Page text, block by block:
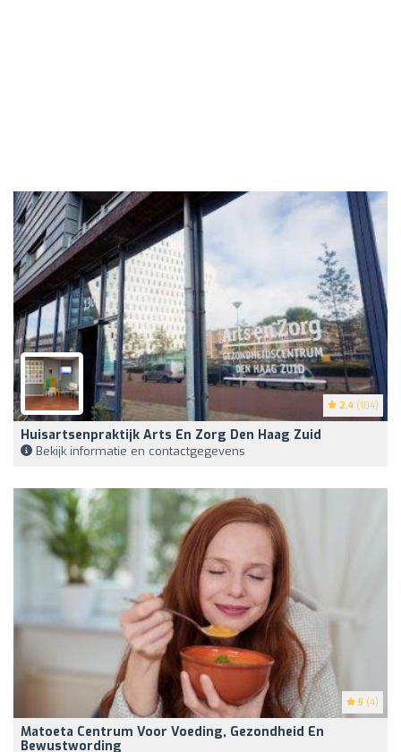
2.4 (104)
Huisartsenpraktijk Arts En Zorg Den Haag Zuid
Bekijk informatie en contactgegevens
5 (4)
Matoeta Centrum Voor Voeding, Gezondheid En
Bewustwording